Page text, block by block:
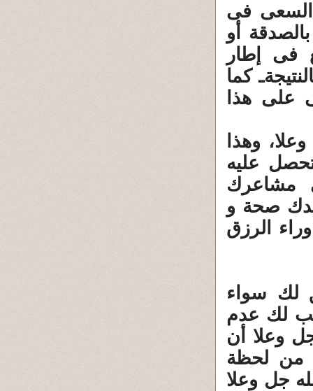
السعى فى
أو
فى إطار
كما
على هذا
وهذا
عليه
مشاعرك
صحة و
الرزق
لك سواء
لك عدم
وعلا أن
من لحظة
جل وعلا